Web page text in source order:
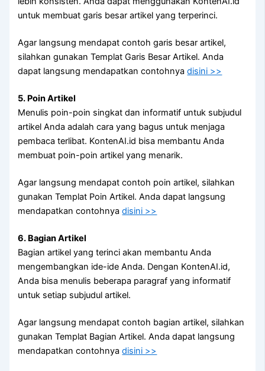
untuk membuat garis besar artikel yang terperinci.
Agar langsung mendapat contoh garis besar artikel,
silahkan gunakan Templat Garis Besar Artikel. Anda
dapat langsung mendapatkan contohnyadisini >>
5. Poin Artikel
Menulis poin-poin singkat dan informatif untuk subjudul
artikel Anda adalah cara yang bagus untuk menjaga
pembaca terlibat. KontenAI.id bisa membantu Anda
membuat poin-poin artikel yang menarik.
Agar langsung mendapat contoh poin artikel, silahkan
gunakan Templat Poin Artikel. Anda dapat langsung
mendapatkan contohnyadisini >>
6. Bagian Artikel
Bagian artikel yang terinci akan membantu Anda
mengembangkan ide-ide Anda. Dengan KontenAI.id,
Anda bisa menulis beberapa paragraf yang informatif
untuk setiap subjudul artikel.
Agar langsung mendapat contoh bagian artikel, silahkan
gunakan Templat Bagian Artikel. Anda dapat langsung
mendapatkan contohnyadisini >>